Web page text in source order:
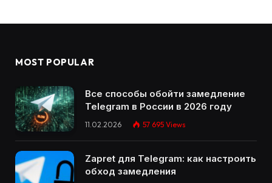
MOST POPULAR
Все способы обойти замедление
Telegram в России в 2026 году
11.02.2026 57 695 Views
Zapret для Telegram: как настроить
обход замедления